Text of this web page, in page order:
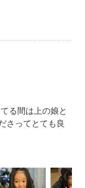
る間は上の娘と
さってとても良